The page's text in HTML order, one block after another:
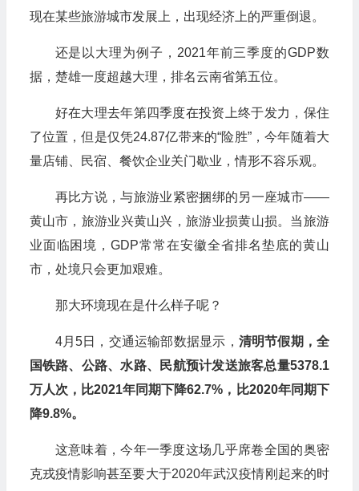
现在某些旅游城市发展上，出现经济上的严重倒退。
还是以大理为例子，2021年前三季度的GDP数
据，楚雄一度超越大理，排名云南省第五位。
好在大理去年第四季度在投资上终于发力，保住
了位置，但是仅凭24.87亿带来的“险胜”，今年随着大
量店铺、民宿、餐饮企业关门歇业，情形不容乐观。
再比方说，与旅游业紧密捆绑的另一座城市——
黄山市，旅游业兴黄山兴，旅游业损黄山损。当旅游
业面临困境，GDP常常在安徽全省排名垫底的黄山
市，处境只会更加艰难。
那大环境现在是什么样子呢？
4月5日，交通运输部数据显示， 清明节假期，全
国铁路、公路、水路、民航预计发送旅客总量5378.1
万人次，比2021年同期下降62.7%，比2020年同期下
降9.8%。
这意味着，今年一季度这场几乎席卷全国的奥密
克戎疫情影响甚至要大于2020年武汉疫情刚起来的时